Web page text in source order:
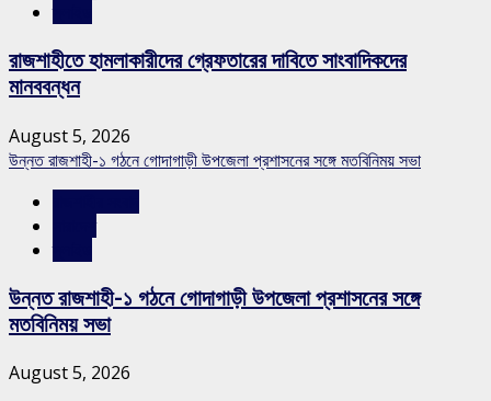
রাজশাহীতে হামলাকারীদের গ্রেফতারের দাবিতে সাংবাদিকদের
মানববন্ধন
August 5, 2026
উন্নত রাজশাহী-১ গঠনে গোদাগাড়ী উপজেলা প্রশাসনের সঙ্গে মতবিনিময় সভা
উন্নত রাজশাহী-১ গঠনে গোদাগাড়ী উপজেলা প্রশাসনের সঙ্গে
মতবিনিময় সভা
August 5, 2026